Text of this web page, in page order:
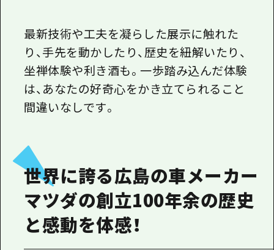
最新技術や工夫を凝らした展示に触れた
り、手先を動かしたり、歴史を紐解いたり、
坐禅体験や利き酒も。一歩踏み込んだ体験
は、あなたの好奇心をかき立てられること
間違いなしです。
世界に誇る広島の車メーカー
マツダの創立100年余の歴史
と感動を体感！